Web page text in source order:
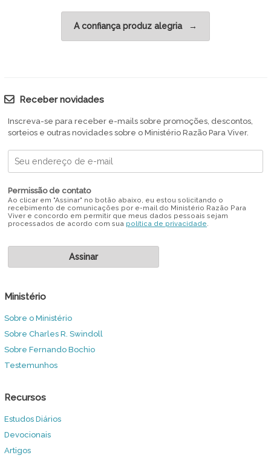
A confiança produz alegria →
Receber novidades
Inscreva-se para receber e-mails sobre promoções, descontos,
sorteios e outras novidades sobre o Ministério Razão Para Viver.
Permissão de contato
Ao clicar em "Assinar" no botão abaixo, eu estou solicitando o
recebimento de comunicações por e-mail do Ministério Razão Para
Viver e concordo em permitir que meus dados pessoais sejam
processados de acordo com sua política de privacidade.
Ministério
Sobre o Ministério
Sobre Charles R. Swindoll
Sobre Fernando Bochio
Testemunhos
Recursos
Estudos Diários
Devocionais
Artigos